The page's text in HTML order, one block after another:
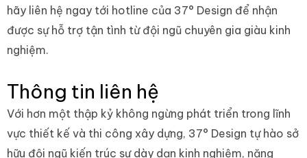
hãy liên hệ ngay tới hotline của 37° Design để nhận
được sự hỗ trợ tận tình từ đội ngũ chuyên gia giàu kinh
nghiệm.
Thông tin liên hệ
Với hơn một thập kỷ không ngừng phát triển trong lĩnh
vực thiết kế và thi công xây dựng, 37° Design tự hào sở
hữu đội ngũ kiến trúc sư dày dạn kinh nghiệm, năng